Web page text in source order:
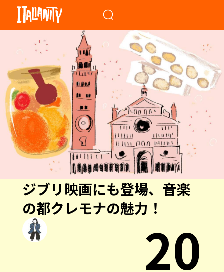
ジブリ映画にも登場、音楽
の都クレモナの魅力！
20